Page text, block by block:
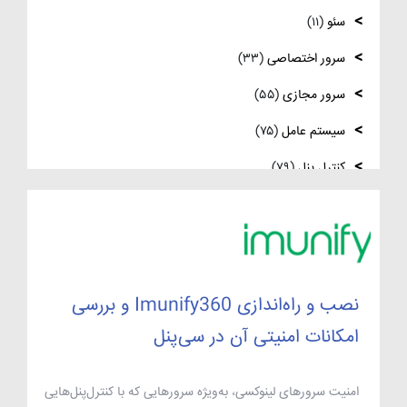
Windows Server
سئو (۱۱)
سرور اختصاصی(۳۳)
سرور مجازی(۵۵)
سیستم عامل(۷۵)
کنترل پنل (۷۹)
مدیریت سرور(۸۴)
هاست(۳۹)
ویدئو آموزشی (۱۵)
نصب و راه‌اندازی Imunify360 و بررسی
امکانات امنیتی آن در سی‌پنل
امنیت سرورهای لینوکسی، به‌ویژه سرورهایی که با کنترل‌پنل‌هایی